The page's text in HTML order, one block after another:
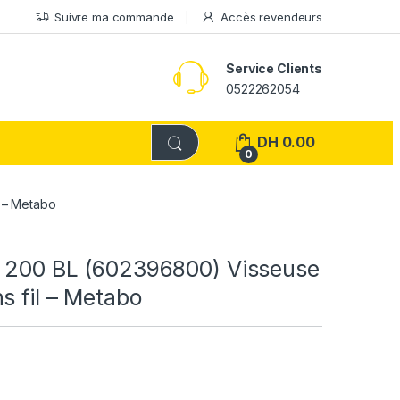
Suivre ma commande Accès revendeurs
Service Clients
0522262054
0
DH 0.00
Metabo
200 BL (602396800) Visseuse
fil – Metabo